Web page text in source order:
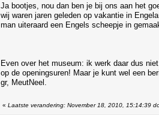
Ja bootjes, nou dan ben je bij ons aan het
wij waren jaren geleden op vakantie in
man uiteraard een Engels scheepje in
Even over het museum: ik werk daar dus
op de openingsuren! Maar je kunt wel een
gr, MeutNeel.
« Laatste verandering: November 18, 2010, 15:14:39